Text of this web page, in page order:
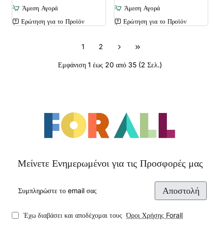
Άμεση Αγορά
Ερώτηση για το Προϊόν
Άμεση Αγορά
Ερώτηση για το Προϊόν
1 2
Εμφάνιση 1 έως 20 από 35 (2 Σελ.)
Μείνετε Ενημερωμένοι για τις Προσφορές μας
σας
Αποστολή
Έχω διαβάσει και αποδέχομαι τους Όροι Χρήσης Forall